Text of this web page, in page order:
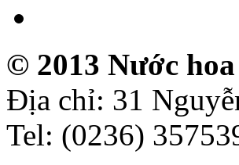
© 2013 Nước
Địa chỉ: 31
Tel: (0236)